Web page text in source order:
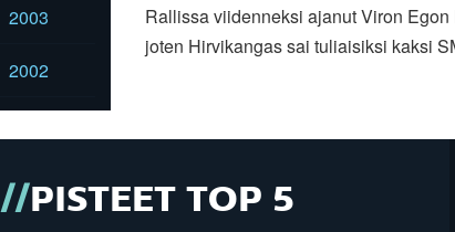
2003
2002
Rallissa viidenneksi ajanut Viron
joten Hirvikangas sai tuliaisiksi kaksi
PISTEET TOP 5